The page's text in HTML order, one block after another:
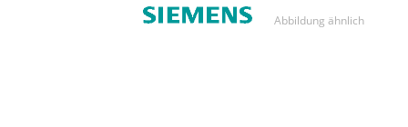
Abbildung ähnlich